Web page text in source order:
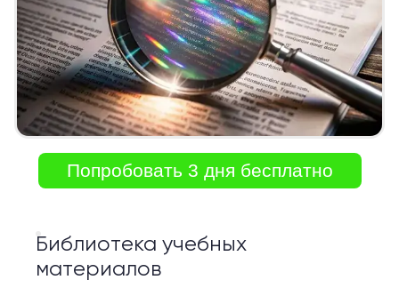
Попробовать 3 дня бесплатно
Библиотека учебных
материалов